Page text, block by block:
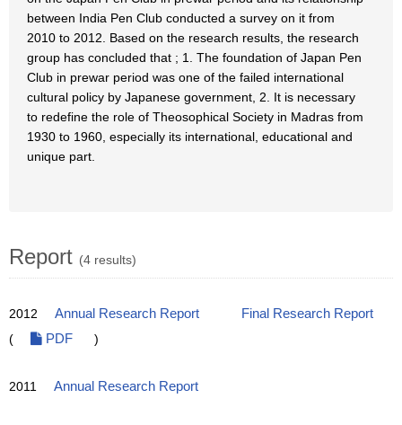
between India Pen Club conducted a survey on it from
2010 to 2012. Based on the research results, the research
group has concluded that ; 1. The foundation of Japan Pen
Club in prewar period was one of the failed international
cultural policy by Japanese government, 2. It is necessary
to redefine the role of Theosophical Society in Madras from
1930 to 1960, especially its international, educational and
unique part.
Report (4 results)
2012 Annual Research Report
Final Research Report
(
PDF )
2011 Annual Research Report